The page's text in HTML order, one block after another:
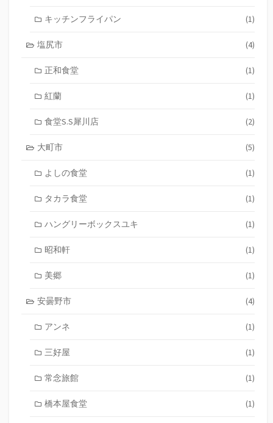
キッチンフライパン (1)
塩尻市 (4)
正和食堂 (1)
紅蘭 (1)
食堂S.S犀川店 (2)
大町市 (5)
よしの食堂 (1)
タカラ食堂 (1)
ハングリーボックスユキ (1)
昭和軒 (1)
美郷 (1)
安曇野市 (4)
アンネ (1)
三好屋 (1)
常念旅館 (1)
橋本屋食堂 (1)